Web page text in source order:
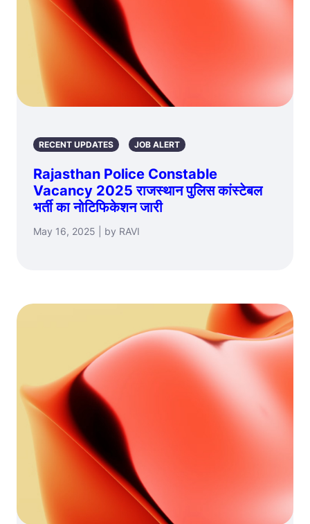
RECENT UPDATES JOB ALERT
Rajasthan Police Constable
Vacancy 2025 राजस्थान पुलिस कांस्टेबल
भर्ती का नोटिफिकेशन जारी
May 16, 2025 | by RAVI